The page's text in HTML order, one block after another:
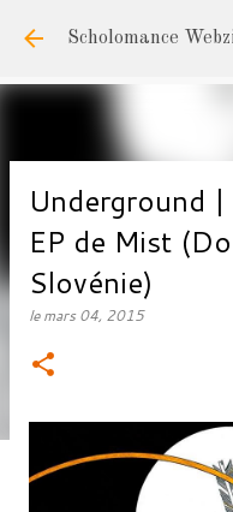
Accéder
Scholomance
Underground
EP de Mist
Slovénie)
lemars 04, 2015